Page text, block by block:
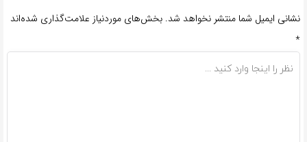
نشانی ایمیل شما منتشر نخواهد شد. بخش‌های موردنیاز علامت‌گذاری شده‌اند
*